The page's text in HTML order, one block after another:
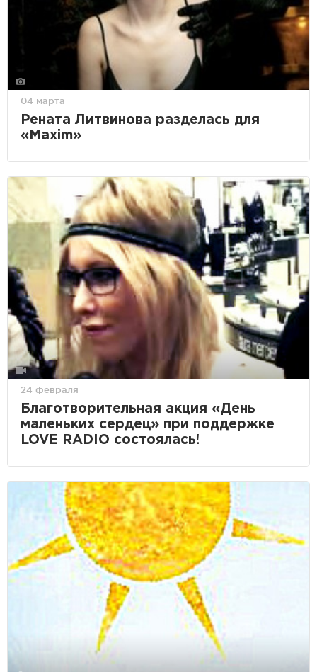
04 марта
Рената Литвинова разделась для
«Maxim»
24 февраля
Благотворительная акция «День
маленьких сердец» при поддержке
LOVE RADIO состоялась!